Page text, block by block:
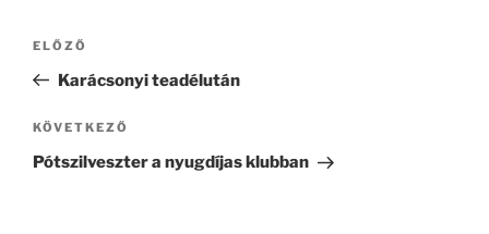
Bejegyzés
Korábbi
bejegyzés
ELŐZŐ
Karácsonyi teadélután
Következő
bejegyzés
KÖVETKEZŐ
Pótszilveszter a nyugdíjas klubban